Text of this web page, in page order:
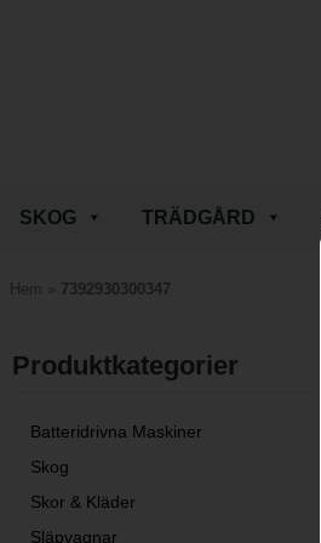
SKOG TRÄDGÅRD
Hem » 7392930300347
Produktkategorier​
Batteridrivna Maskiner
Skog
Skor & Kläder
Släpvagnar